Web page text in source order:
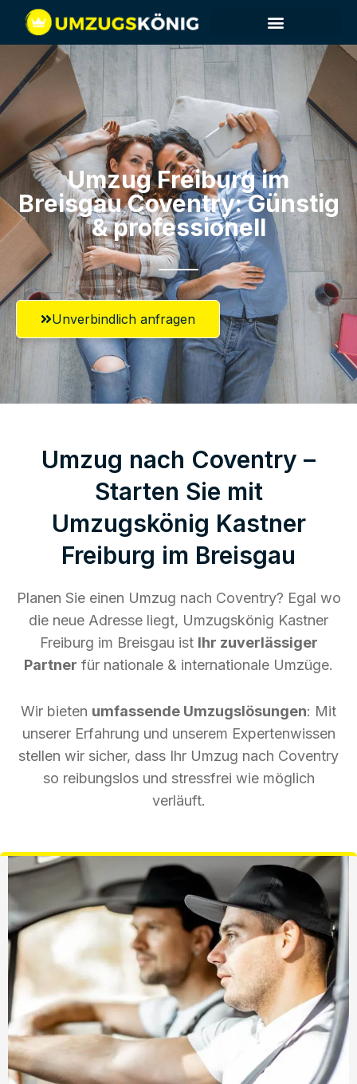
Umzug Freiburg im
Breisgau​ Coventry: Günstig
& professionell​
Unverbindlich anfragen
Umzug nach Coventry –
Starten Sie mit
Umzugskönig Kastner
Freiburg im Breisgau
Planen Sie einen Umzug nach Coventry? Egal wo
die neue Adresse liegt, Umzugskönig Kastner
Freiburg im Breisgau ist Ihr zuverlässiger
Partner für nationale & internationale Umzüge.
Wir bieten umfassende Umzugslösungen: Mit
unserer Erfahrung und unserem Expertenwissen
stellen wir sicher, dass Ihr Umzug nach Coventry
so reibungslos und stressfrei wie möglich
verläuft.